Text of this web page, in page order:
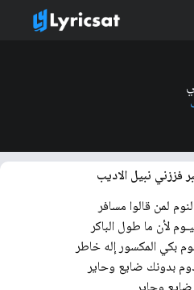
فززني نبيل الاديب
لمن قالوا مسافر
لأن ما طول الباكر
بكي المكسور إله خاطر
بدونك ضايع وحاير